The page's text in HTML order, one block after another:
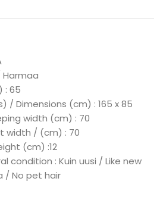
Harmaa
: 65
/ Dimensions (cm) : 165 x 85
width (cm) : 70
width / (cm) : 70
(cm) :12
condition : Kuin uusi / Like new
/ No pet hair